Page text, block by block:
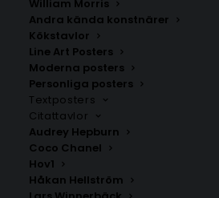
William Morris
Andra kända konstnärer
Kökstavlor
Line Art Posters
Moderna posters
Personliga posters
Textposters
Citattavlor
Audrey Hepburn
Coco Chanel
Hov1
Håkan Hellström
Gračanica
Fr.200.00